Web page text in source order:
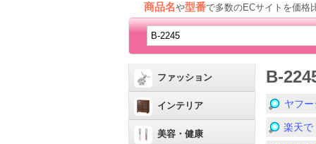
商品名や型番で多数のECサイトを価
ファッション
インテリア
美容・健康
B-
ヤフ
楽天で